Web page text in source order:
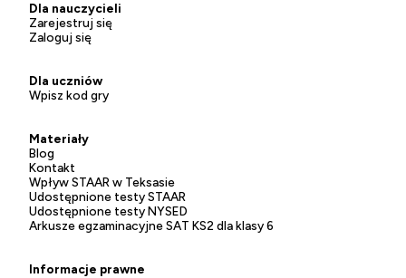
Dla nauczycieli
Zarejestruj się
Zaloguj się
Dla uczniów
Wpisz kod gry
Materiały
Blog
Kontakt
Wpływ STAAR w Teksasie
Udostępnione testy STAAR
Udostępnione testy NYSED
Arkusze egzaminacyjne SAT KS2 dla klasy 6
Informacje prawne